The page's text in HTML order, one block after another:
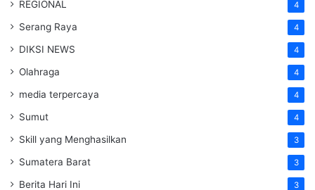
REGIONAL 4
Serang Raya 4
DIKSI NEWS 4
Olahraga 4
media terpercaya 4
Sumut 4
Skill yang Menghasilkan 3
Sumatera Barat 3
Berita Hari Ini 3